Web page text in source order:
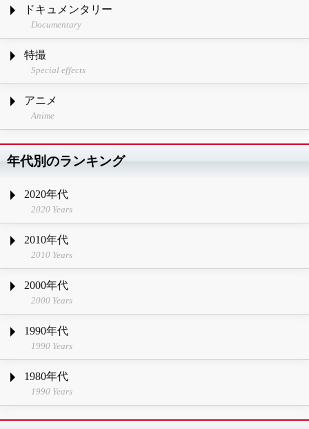
ドキュメンタリー
Documentary
特撮
Special effects
アニメ
Anime
年代別のランキング
2020年代
2020 Years
2010年代
2010 Years
2000年代
2000 Years
1990年代
1990 Years
1980年代
1990 Years